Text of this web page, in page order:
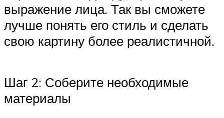
выражение лица. Так вы сможете
лучше понять его стиль и сделать
свою картину более реалистичной.
Шаг 2: Соберите необходимые
материалы